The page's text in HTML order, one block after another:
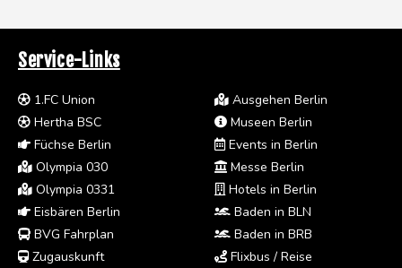
Service-Links
1.FC Union
Hertha BSC
Füchse Berlin
Olympia 030
Olympia 0331
Eisbären Berlin
BVG Fahrplan
Zugauskunft
Ausgehen Berlin
Museen Berlin
Events in Berlin
Messe Berlin
Hotels in Berlin
Baden in BLN
Baden in BRB
Flixbus / Reise